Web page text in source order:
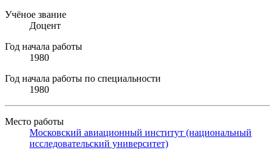
Учёное звание
Доцент
Год начала работы
1980
Год начала работы по специальности
1980
Место работы
Московский авиационный институт (национальный
исследовательский университет)